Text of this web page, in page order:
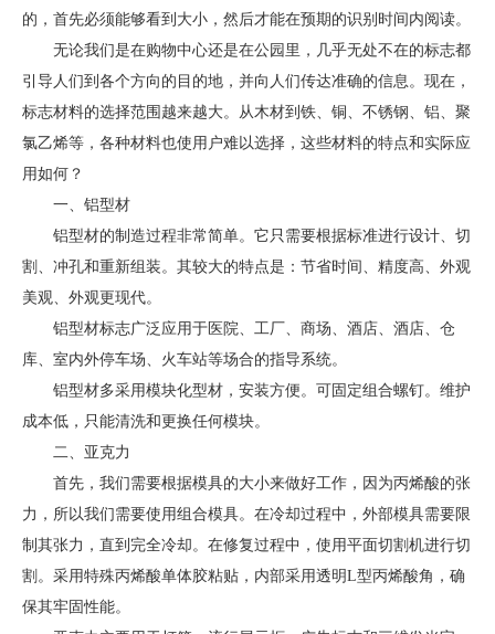
的，首先必须能够看到大小，然后才能在预期的识别时间内阅读。
无论我们是在购物中心还是在公园里，几乎无处不在的标志都
引导人们到各个方向的目的地，并向人们传达准确的信息。现在，
标志材料的选择范围越来越大。从木材到铁、铜、不锈钢、铝、聚
氯乙烯等，各种材料也使用户难以选择，这些材料的特点和实际应
用如何？
一、铝型材
铝型材的制造过程非常简单。它只需要根据标准进行设计、切
割、冲孔和重新组装。其较大的特点是：节省时间、精度高、外观
美观、外观更现代。
铝型材标志广泛应用于医院、工厂、商场、酒店、酒店、仓
库、室内外停车场、火车站等场合的指导系统。
铝型材多采用模块化型材，安装方便。可固定组合螺钉。维护
成本低，只能清洗和更换任何模块。
二、亚克力
首先，我们需要根据模具的大小来做好工作，因为丙烯酸的张
力，所以我们需要使用组合模具。在冷却过程中，外部模具需要限
制其张力，直到完全冷却。在修复过程中，使用平面切割机进行切
割。采用特殊丙烯酸单体胶粘贴，内部采用透明L型丙烯酸角，确
保其牢固性能。